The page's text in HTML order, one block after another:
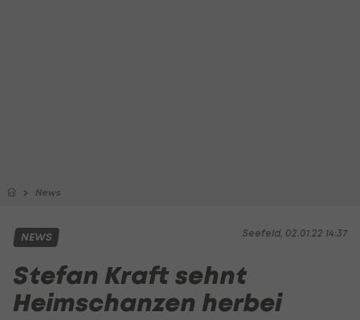
News
Seefeld, 02.01.22 14:37
NEWS
Stefan Kraft sehnt
Heimschanzen herbei